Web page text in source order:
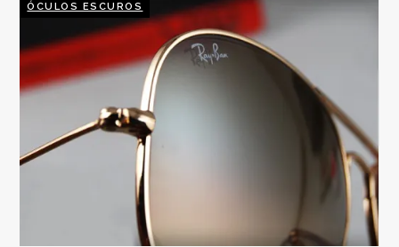
ÓCULOS ESCUROS